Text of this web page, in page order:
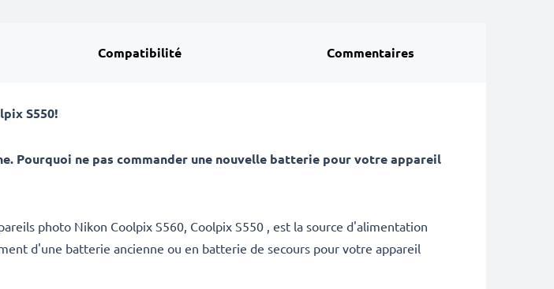
Compatibilité Commentaires
S550!
Pourquoi ne pas commander une nouvelle batterie pour votre appareil
photo Nikon Coolpix S560, Coolpix S550 , est la source d'alimentation
d'une batterie ancienne ou en batterie de secours pour votre appareil